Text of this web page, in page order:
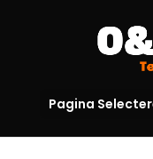
Pagina